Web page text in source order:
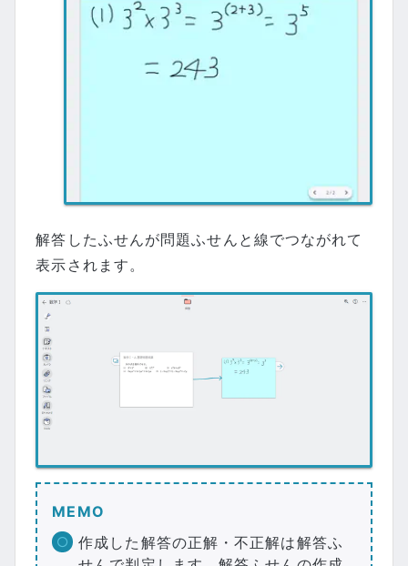
解答したふせんが問題ふせんと線でつながれて
表示されます。
MEMO
作成した解答の正解・不正解は解答ふ